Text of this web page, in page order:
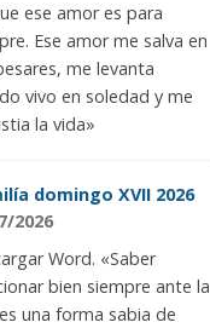
ese amor es para
Ese amor me salva en
me levanta
vivo en soledad y me
la vida»
domingo XVII 2026
2026
Word. «Saber
bien siempre ante la
una forma sabia de